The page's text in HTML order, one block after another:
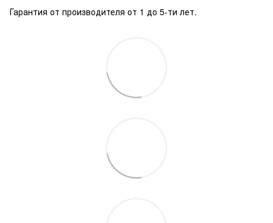
Гарантия от производителя от 1 до 5-ти лет.